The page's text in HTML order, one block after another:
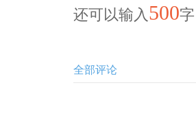
还可以输入500字
全部评论